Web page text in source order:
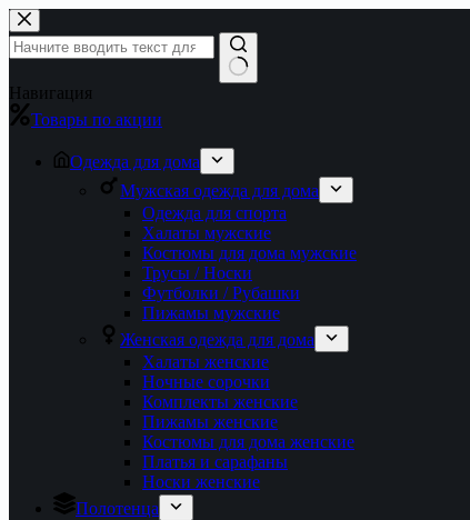
Перейти
к
сути
Ничего
не
найдено
Навигация
Товары по акции
Одежда для дома
Мужская одежда для дома
Одежда для спорта
Халаты мужские
Костюмы для дома мужские
Трусы / Носки
Футболки / Рубашки
Пижамы мужские
Женская одежда для дома
Халаты женские
Ночные сорочки
Комплекты женские
Пижамы женские
Костюмы для дома женские
Платья и сарафаны
Носки женские
Полотенца